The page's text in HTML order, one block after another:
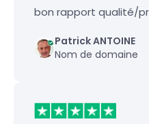
bon rapport qualité/
Patrick ANTOINE
Nom de domaine